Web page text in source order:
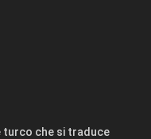
turco che si traduce